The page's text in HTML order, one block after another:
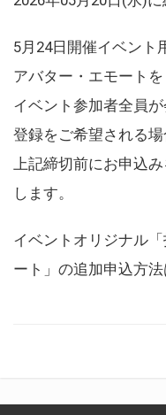
5月24日開催イベント
アバター・エモートを
イベント参加者全員
登録をご希望される
上記締切前にお申込
します。
イベントオリジナル
ート」の追加申込方法